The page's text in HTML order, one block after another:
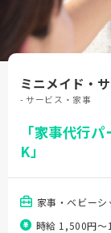
ミニメイド・
- サービス・家事
「家事代行
K」
家事・ベビーシ
時給 1,500円